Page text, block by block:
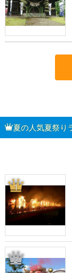
夏の人気夏祭り
1
2